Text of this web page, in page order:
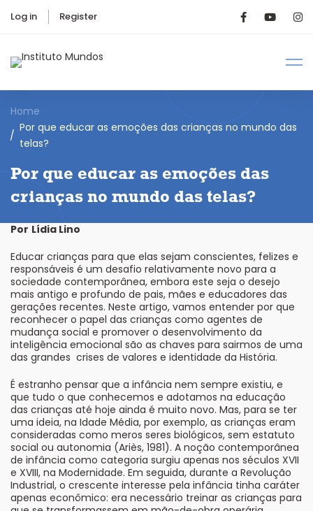
Log in Register
Home
Por que educar as emoções das crianças no mundo das
telas?
Por que educar as emoções das
crianças no mundo das telas?
Por Lídia Lino
Educar crianças para que elas sejam conscientes, felizes e
responsáveis é um desafio relativamente novo para a
sociedade contemporânea, embora este seja o desejo
mais antigo e profundo de pais, mães e educadores das
gerações recentes. Neste artigo, vamos entender por que
reconhecer o papel das crianças como agentes de
mudança social e promover o desenvolvimento da
inteligência emocional são as chaves para sairmos de uma
das grandes crises de valores e identidade da História.
É estranho pensar que a infância nem sempre existiu, e
que tudo o que conhecemos e adotamos na educação
das crianças até hoje ainda é muito novo. Mas, para se ter
uma ideia, na Idade Média, por exemplo, as crianças eram
consideradas como meros seres biológicos, sem estatuto
social ou autonomia (Ariès, 1981). A noção contemporânea
de infância como categoria surgiu apenas nos séculos XVII
e XVIII, na Modernidade. Em seguida, durante a Revolução
Industrial, o crescente interesse pela infância tinha caráter
apenas econômico: era necessário treinar as crianças para